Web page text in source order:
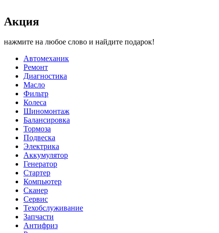
Акция
нажмите на любое слово и найдите подарок!
Автомеханик
Ремонт
Диагностика
Масло
Фильтр
Колеса
Шиномонтаж
Балансировка
Тормоза
Подвеска
Электрика
Аккумулятор
Генератор
Стартер
Компьютер
Сканер
Сервис
Техобслуживание
Запчасти
Антифриз